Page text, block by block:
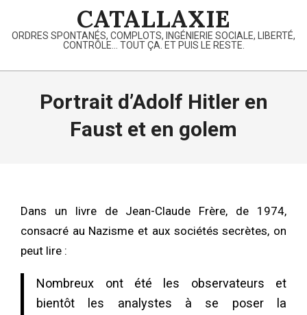
content
CATALLAXIE
ORDRES SPONTANÉS, COMPLOTS, INGÉNIERIE SOCIALE, LIBERTÉ,
CONTRÔLE… TOUT ÇA. ET PUIS LE RESTE.
Primary
Portrait d’Adolf Hitler en
Faust et en golem
Dans un livre de Jean-Claude Frère, de 1974,
consacré au Nazisme et aux sociétés secrètes, on
peut lire :
Nombreux ont été les observateurs et
bientôt les analystes à se poser la